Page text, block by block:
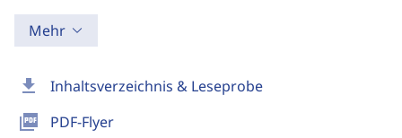
download Inhaltsverzeichnis & Leseprobe
picture_as_pdf PDF-Flyer
Mehr